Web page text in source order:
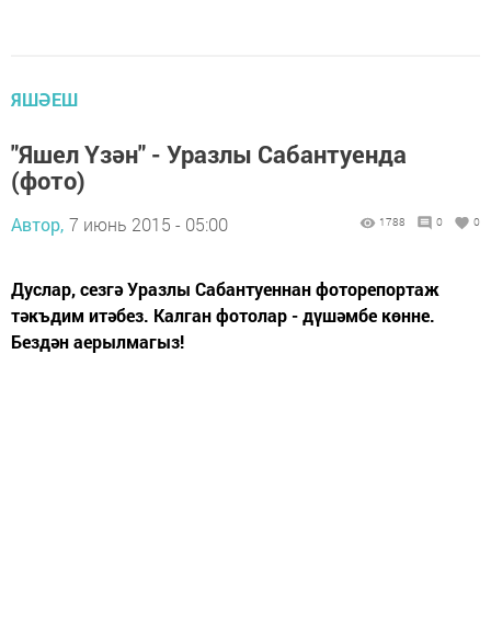
ЯШӘЕШ
"Яшел Үзән" - Уразлы Сабантуенда
(фото)
Автор, 7 июнь 2015 - 05:00 1788 0 0
Дуслар, сезгә Уразлы Сабантуеннан фоторепортаж
тәкъдим итәбез. Калган фотолар - дүшәмбе көнне.
Бездән аерылмагыз!